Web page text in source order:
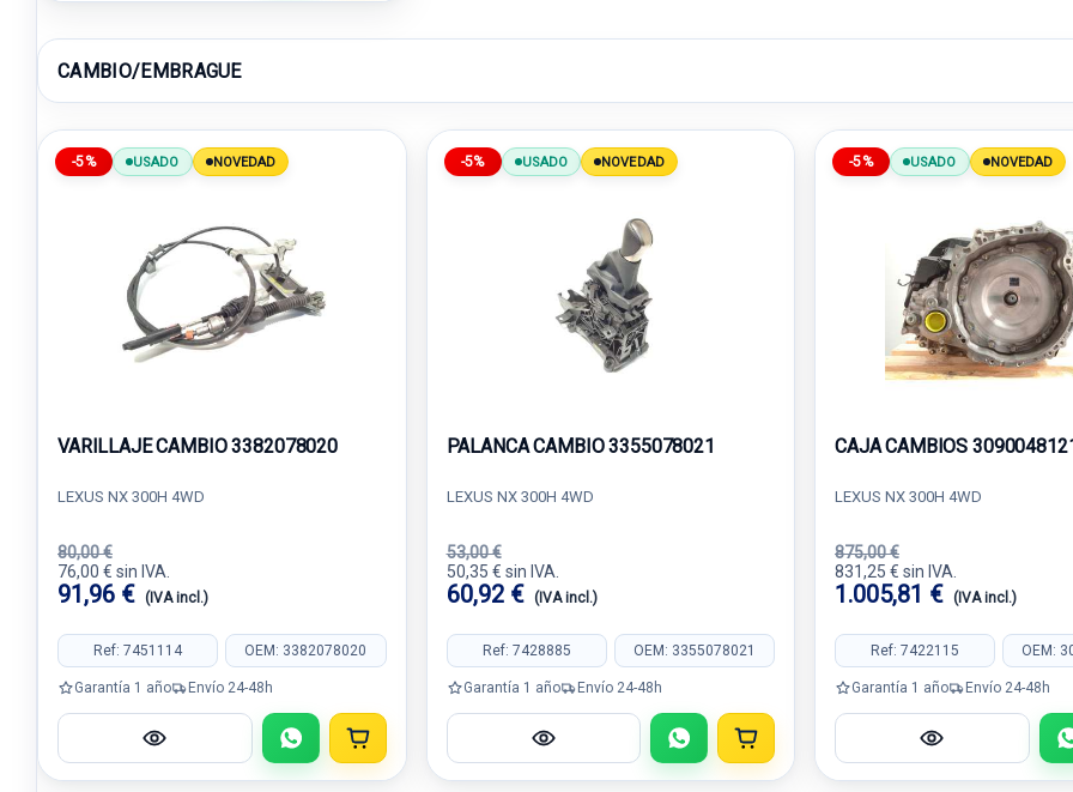
CAMBIO/EMBRAGUE
-5% USADO NOVEDAD
VARILLAJE CAMBIO 3382078020
LEXUS NX 300H 4WD
80,00 €
76,00 € sin IVA.
91,96 € (IVA incl.)
Ref: 7451114 OEM: 3382078020
Garantía 1 año Envío 24-48h
-5% USADO NOVEDAD
PALANCA CAMBIO 3355078021
LEXUS NX 300H 4WD
53,00 €
50,35 € sin IVA.
60,92 € (IVA incl.)
Ref: 7428885 OEM: 3355078021
Garantía 1 año Envío 24-48h
-5% USADO NOVEDAD
CAJA CAMBIOS
LEXUS NX 300H 4WD
875,00 €
831,25 € sin IVA.
1.005,81 € (IVA incl.)
Ref: 7422115 OEM:
Garantía 1 año Envío 24-48h